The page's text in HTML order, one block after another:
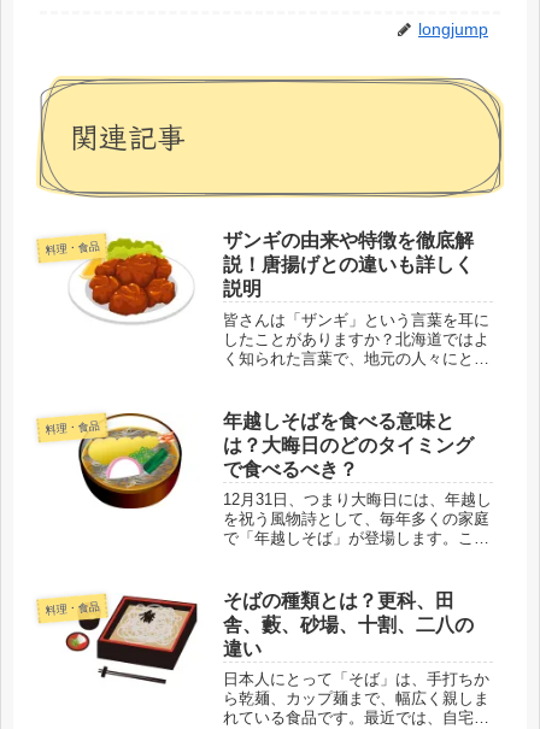
longjump
関連記事
料理・食品
ザンギの由来や特徴を徹底解
説！唐揚げとの違いも詳しく
説明
皆さんは「ザンギ」という言葉を耳に
したことがありますか？北海道ではよ
く知られた言葉で、地元の人々にとっ
かもしれません。この記事では、ザン
ギの名前がどのようにして生まれたの
か...
料理・食品
年越しそばを食べる意味と
は？大晦日のどのタイミング
で食べるべき？
12月31日、つまり大晦日には、年越し
を祝う風物詩として、毎年多くの家庭
で「年越しそば」が登場します。この
意味が込められています。新しい年を
迎える前にこのそばを食べることに...
料理・食品
そばの種類とは？更科、田
舎、藪、砂場、十割、二八の
違い
日本人にとって「そば」は、手打ちか
ら乾麺、カップ麺まで、幅広く親しま
れている食品です。最近では、自宅で